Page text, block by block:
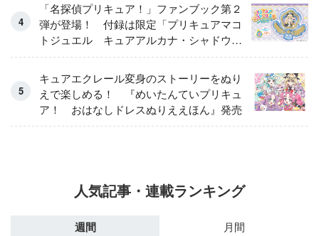
「名探偵プリキュア！」ファンブック第２
弾が登場！ 付録は限定「プリキュアマコ
トジュエル キュアアルカナ・シャドウ
アイスver.」 キュアエクレールを大特
集！
キュアエクレール変身のストーリーをぬり
えで楽しめる！ 『めいたんていプリキュ
ア！ おはなしドレスぬりええほん』発売
人気記事・連載ランキング
週間 月間